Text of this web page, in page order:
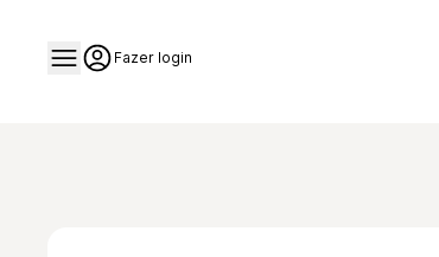
Fazer login